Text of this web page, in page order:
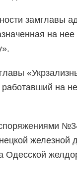
замглавы
на
на
железной
Одесской